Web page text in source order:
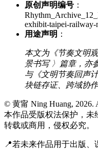
原创声明编号 ：
exhibit-taipei-railway-
用途声明 ：
本文为《节奏文明
景书写 〉篇章，亦
与《文明节奏回声
块链存证、跨域协
© 黄甯 Ning Huang, 2026.
本作品受版权法保护，未
转载或商用，侵权必究。
📍若未来作品用于出版